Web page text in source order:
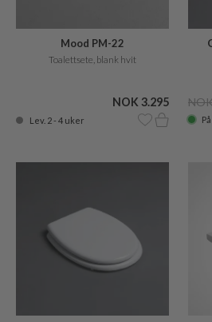
Mood PM-22
Toalettsete, blank hvit
NOK 3.295
Lev. 2 - 4 uker